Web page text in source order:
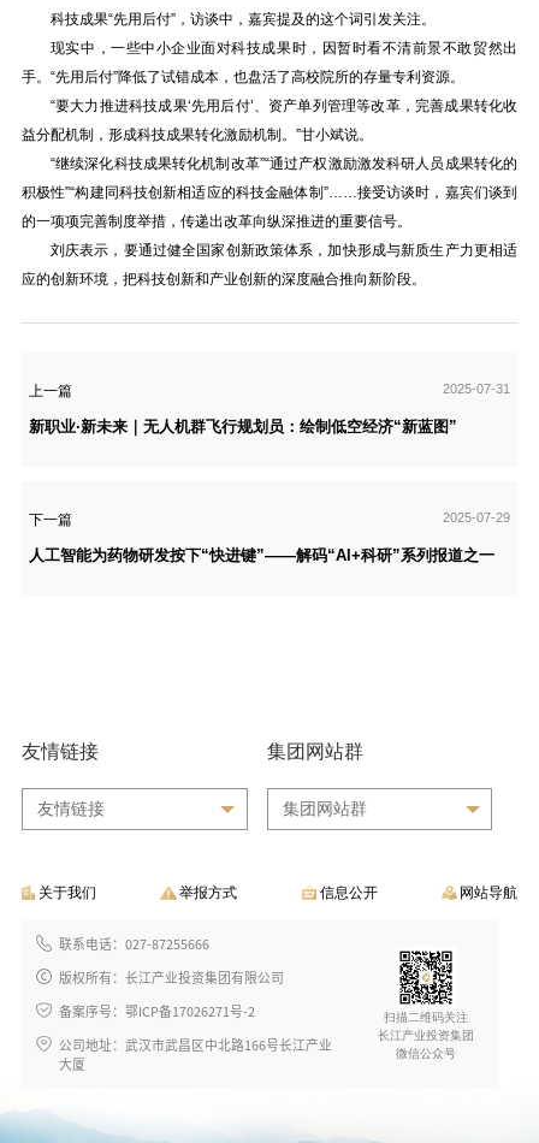
科技成果“先用后付”，访谈中，嘉宾提及的这个词引发关注。
现实中，一些中小企业面对科技成果时，因暂时看不清前景不敢贸然出
手。“先用后付”降低了试错成本，也盘活了高校院所的存量专利资源。
“要大力推进科技成果‘先用后付’、资产单列管理等改革，完善成果转化收
益分配机制，形成科技成果转化激励机制。”甘小斌说。
“继续深化科技成果转化机制改革”“通过产权激励激发科研人员成果转化的
积极性”“构建同科技创新相适应的科技金融体制”……接受访谈时，嘉宾们谈到
的一项项完善制度举措，传递出改革向纵深推进的重要信号。
刘庆表示，要通过健全国家创新政策体系，加快形成与新质生产力更相适
应的创新环境，把科技创新和产业创新的深度融合推向新阶段。
上一篇 2025-07-31
新职业·新未来｜无人机群飞行规划员：绘制低空经济“新蓝图”
下一篇 2025-07-29
人工智能为药物研发按下“快进键”——解码“AI+科研”系列报道之一
友情链接
友情链接
集团网站群
集团网站群
关于我们 举报方式 信息公开 网站导航
联系电话：027-87255666
版权所有：长江产业投资集团有限公司
备案序号：鄂ICP备17026271号-2
公司地址：武汉市武昌区中北路166号长江产业
大厦
扫描二维码关注
长江产业投资集团
微信公众号